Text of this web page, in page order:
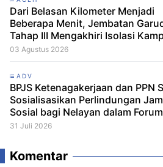
Dari Belasan Kilometer Menjadi
Beberapa Menit, Jembatan
Tahap III Mengakhiri Isolasi
Tempel
03 Agustus 2026
ADV
BPJS Ketenagakerjaan dan PPN
Sosialisasikan Perlindungan
Sosial bagi Nelayan dalam Forum
Konsultasi Publik
31 Juli 2026
Komentar